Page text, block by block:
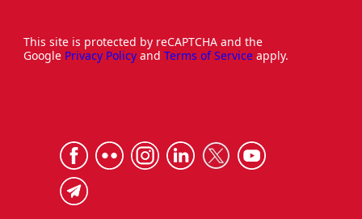
This site is protected by reCAPTCHA and the
Google Privacy Policy and Terms of Service apply.